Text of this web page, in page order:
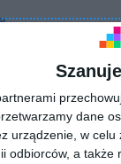
dane
urządzenie, w
odbiorców, a także